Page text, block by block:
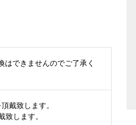
はできませんのでご了承く
戴致します。
致します。